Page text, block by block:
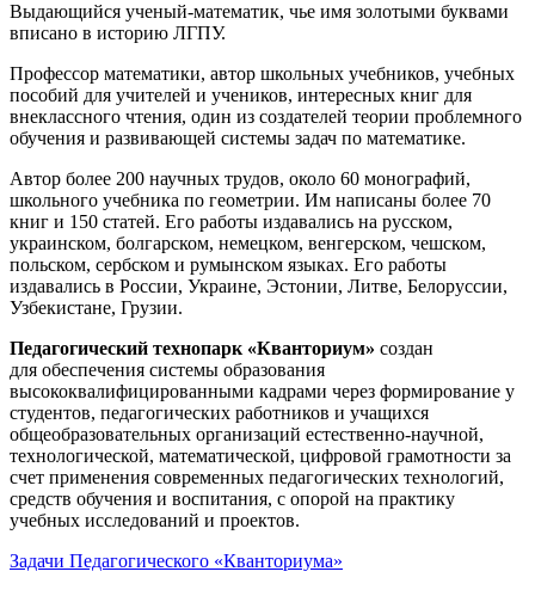
Выдающийся ученый-математик, чье имя золотыми буквами
вписано в историю ЛГПУ.
Профессор математики, автор школьных учебников, учебных
пособий для учителей и учеников, интересных книг для
внеклассного чтения, один из создателей теории проблемного
обучения и развивающей системы задач по математике.
Автор более 200 научных трудов, около 60 монографий,
школьного учебника по геометрии. Им написаны более 70
книг и 150 статей. Его работы издавались на русском,
украинском, болгарском, немецком, венгерском, чешском,
польском, сербском и румынском языках. Его работы
издавались в России, Украине, Эстонии, Литве, Белоруссии,
Узбекистане, Грузии.
Педагогический технопарк «Кванториум» создан
для обеспечения системы образования
высококвалифицированными кадрами через формирование у
студентов, педагогических работников и учащихся
общеобразовательных организаций естественно-научной,
технологической, математической, цифровой грамотности за
счет применения современных педагогических технологий,
средств обучения и воспитания, с опорой на практику
учебных исследований и проектов.
Задачи Педагогического «Кванториума»